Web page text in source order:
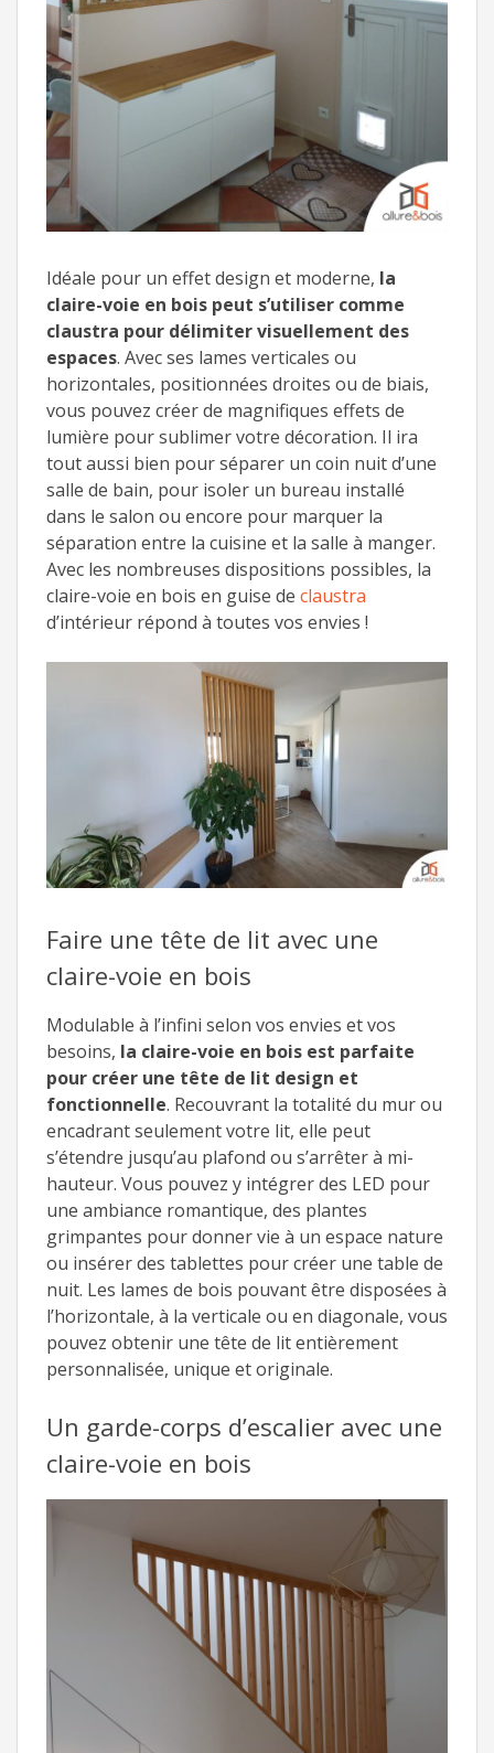
Idéale pour un effet design et moderne, la
claire-voie en bois peut s’utiliser comme
claustra pour délimiter visuellement des
espaces. Avec ses lames verticales ou
horizontales, positionnées droites ou de biais,
vous pouvez créer de magnifiques effets de
lumière pour sublimer votre décoration. Il ira
tout aussi bien pour séparer un coin nuit d’une
salle de bain, pour isoler un bureau installé
dans le salon ou encore pour marquer la
séparation entre la cuisine et la salle à manger.
Avec les nombreuses dispositions possibles, la
claire-voie en bois en guise de claustra
d’intérieur répond à toutes vos envies !
Faire une tête de lit avec une
claire-voie en bois
Modulable à l’infini selon vos envies et vos
besoins, la claire-voie en bois est parfaite
pour créer une tête de lit design et
fonctionnelle. Recouvrant la totalité du mur ou
encadrant seulement votre lit, elle peut
s’étendre jusqu’au plafond ou s’arrêter à mi-
hauteur. Vous pouvez y intégrer des LED pour
une ambiance romantique, des plantes
grimpantes pour donner vie à un espace nature
ou insérer des tablettes pour créer une table de
nuit. Les lames de bois pouvant être disposées à
l’horizontale, à la verticale ou en diagonale, vous
pouvez obtenir une tête de lit entièrement
personnalisée, unique et originale.
Un garde-corps d’escalier avec une
claire-voie en bois